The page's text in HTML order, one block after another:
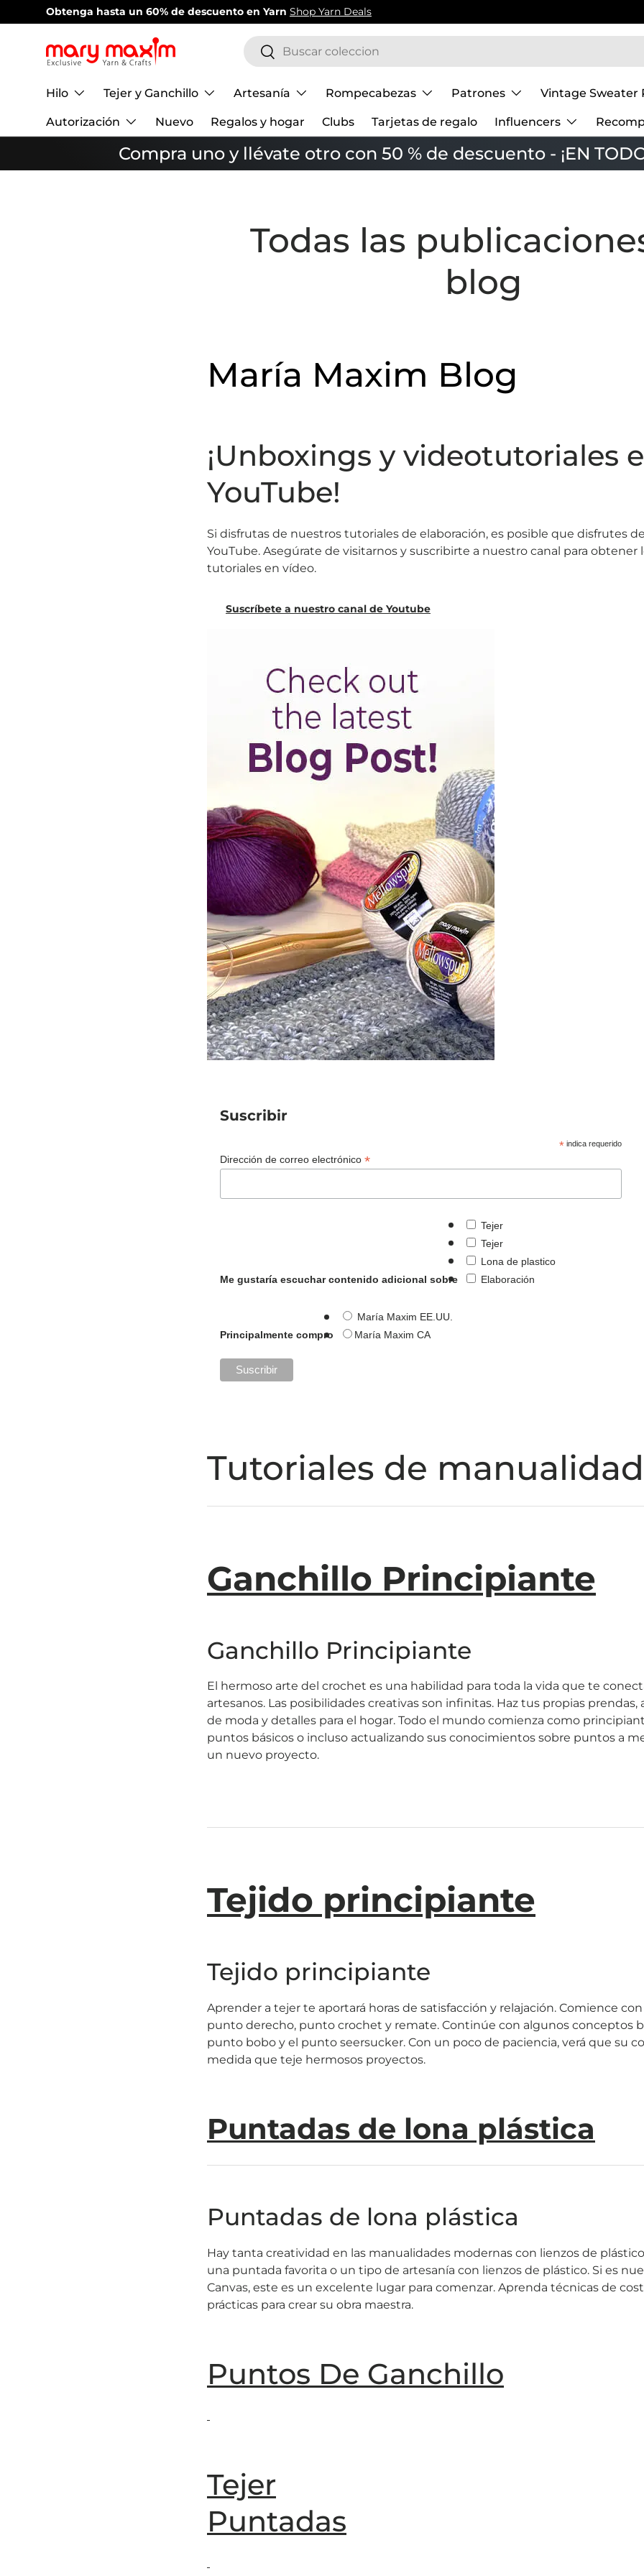
Ir al contenido
Obtenga hasta un 60% de descuento en Yarn Shop Yarn Deals
Buscar
Buscar
Hilo Tejer y Ganchillo Artesanía Rompecabezas Patrones Vintage Sweater
Autorización Nuevo Regalos y hogar Clubs Tarjetas de regalo Influencers
Compra uno y llévate otro con 50 % de descuento - ¡EN
Todas las
blog
María Maxim Blog
¡Unboxings y videotutoriales
YouTube!
Si disfrutas de nuestros tutoriales de elaboración, es posible que disfrutes
YouTube. Asegúrate de visitarnos y suscribirte a nuestro canal para obtener
tutoriales en vídeo.
Suscríbete a nuestro canal de Youtube
Suscribir
*indica requerido
Dirección de correo electrónico *
Me gustaría escuchar contenido adicional sobre
Tejer
Tejer
Lona de plastico
Elaboración
Principalmente compro
María Maxim EE.UU.
María Maxim CA
Tutoriales de
Ganchillo Principiante
Ganchillo Principiante
El hermoso arte del crochet es una habilidad para toda la vida que te
artesanos. Las posibilidades creativas son infinitas. Haz tus propias prendas,
de moda y detalles para el hogar. Todo el mundo comienza como
puntos básicos o incluso actualizando sus conocimientos sobre puntos a
un nuevo proyecto.
Tejido principiante
Tejido principiante
Aprender a tejer te aportará horas de satisfacción y relajación. Comience
punto derecho, punto crochet y remate. Continúe con algunos conceptos
punto bobo y el punto seersucker. Con un poco de paciencia, verá que su
medida que teje hermosos proyectos.
Puntadas de lona plástica
Puntadas de lona plástica
Hay tanta creatividad en las manualidades modernas con lienzos de
una puntada favorita o un tipo de artesanía con lienzos de plástico. Si es
Canvas, este es un excelente lugar para comenzar. Aprenda técnicas de
prácticas para crear su obra maestra.
Puntos De Ganchillo
Tejer
Puntadas